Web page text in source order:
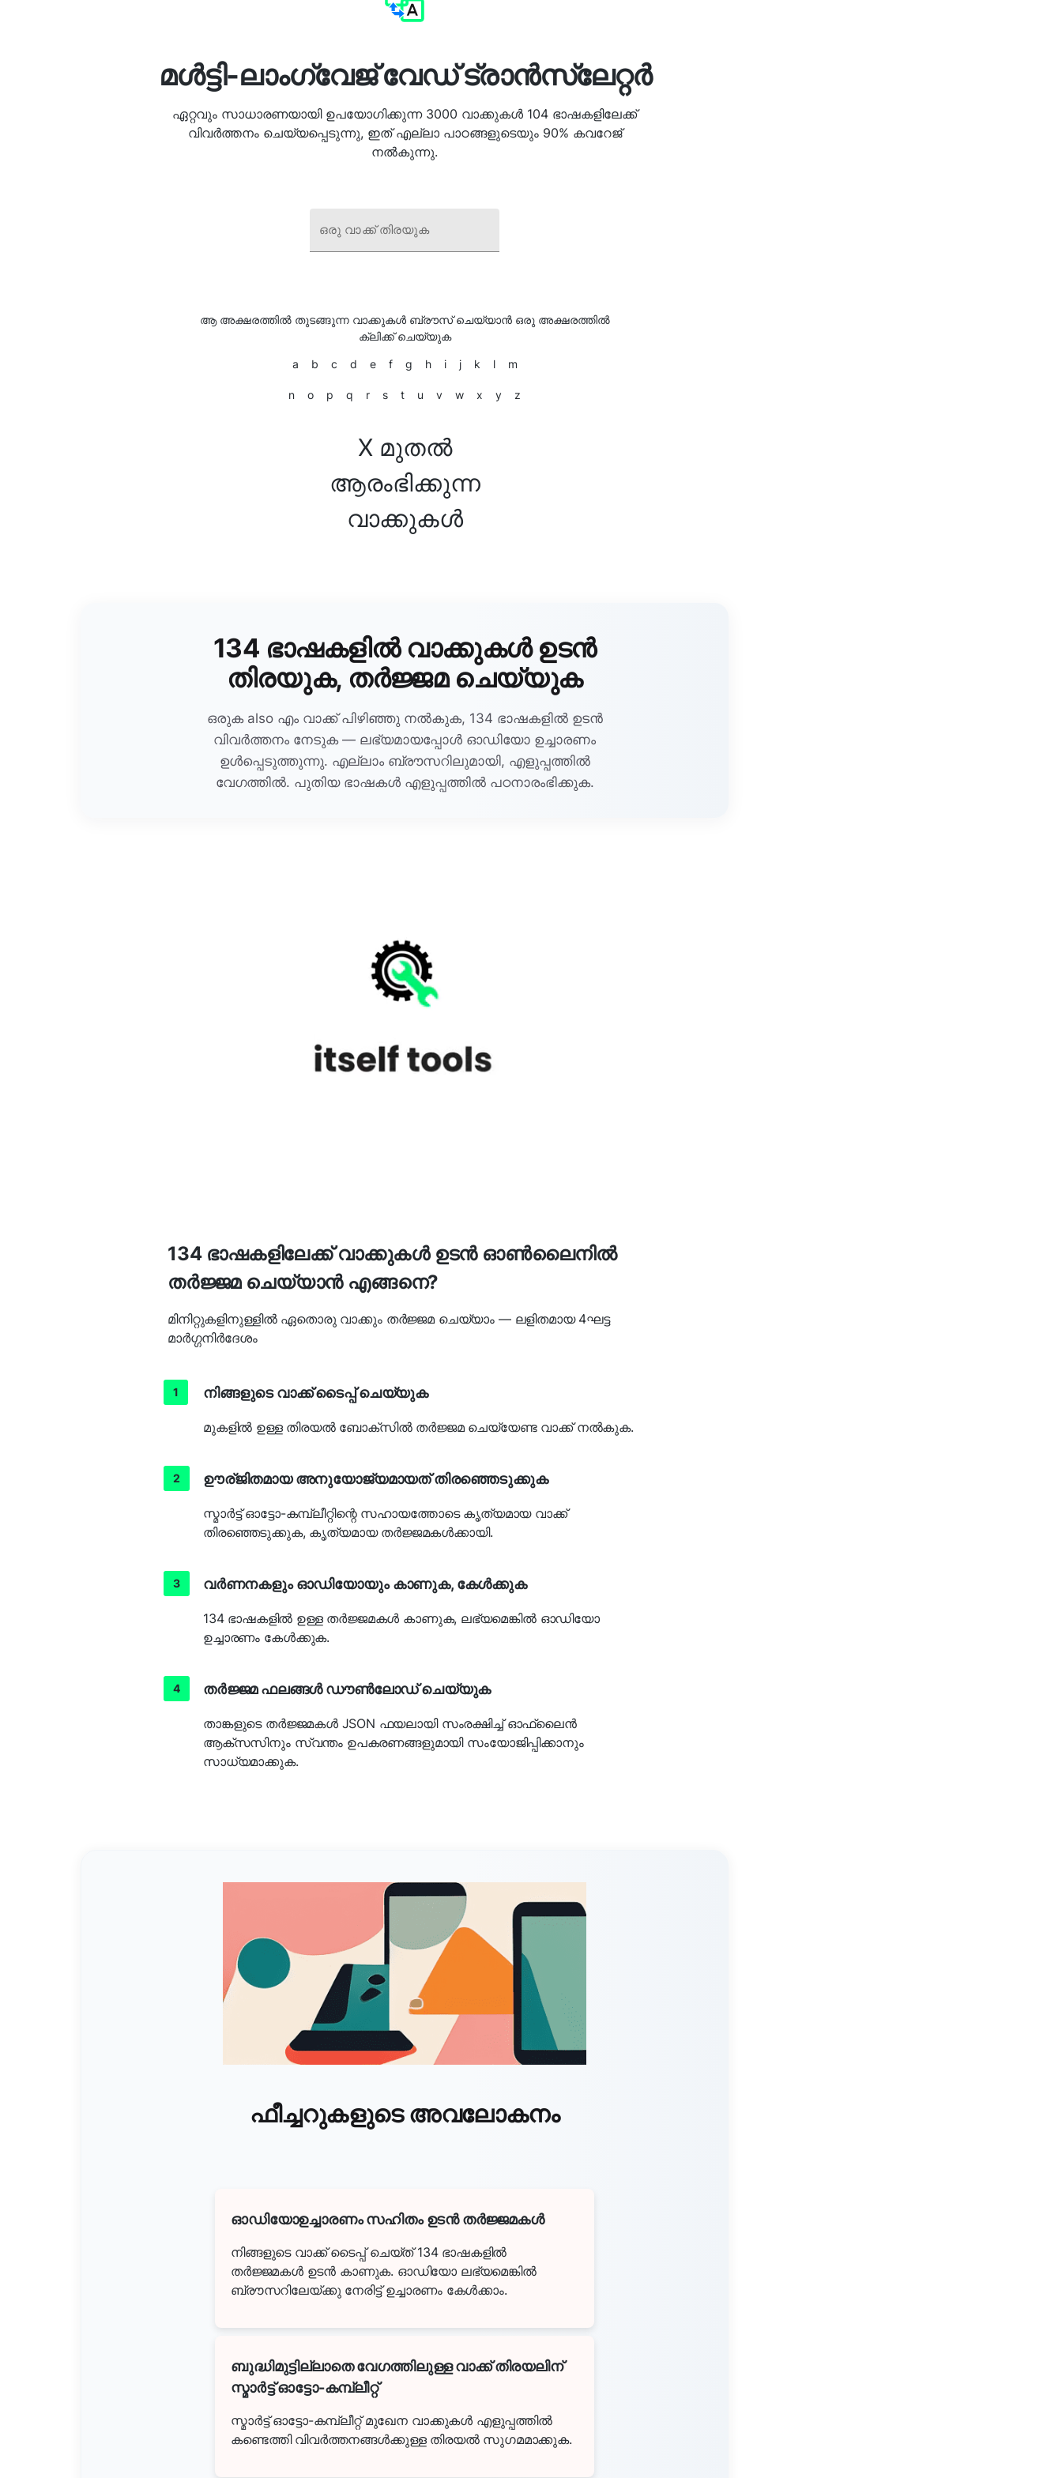
മൾട്ടി-ലാംഗ്വേജ് വേഡ് ട്രാൻസ്ലേറ്റർ
ഏറ്റവും സാധാരണയായി ഉപയോഗിക്കുന്ന 3000 വാക്കുകൾ 104 ഭാഷകളിലേക്ക്
വിവർത്തനം ചെയ്യപ്പെടുന്നു, ഇത് എല്ലാ പാഠങ്ങളുടെയും 90% കവറേജ്
നൽകുന്നു.
ഒരു വാക്ക് തിരയുക
ആ അക്ഷരത്തിൽ തുടങ്ങുന്ന വാക്കുകൾ ബ്രൗസ് ചെയ്യാൻ ഒരു അക്ഷരത്തിൽ
ക്ലിക്ക് ചെയ്യുക
a b c d e f g h i j k l m
n o p q r s t u v w x y z
X മുതൽ
ആരംഭിക്കുന്ന
വാക്കുകൾ
134 ഭാഷകളിൽ വാക്കുകൾ ഉടൻ
തിരയുക, തർജ്ജമ ചെയ്യുക
ഒരുക also എം വാക്ക് പിഴിഞ്ഞു നൽകുക, 134 ഭാഷകളിൽ ഉടൻ
വിവർത്തനം നേടുക — ലഭ്യമായപ്പോൾ ഓഡിയോ ഉച്ചാരണം
ഉൾപ്പെടുത്തുന്നു. എല്ലാം ബ്രൗസറിലുമായി, എളുപ്പത്തിൽ
വേഗത്തിൽ. പുതിയ ഭാഷകൾ എളുപ്പത്തിൽ പഠനാരംഭിക്കുക.
134 ഭാഷകളിലേക്ക് വാക്കുകൾ ഉടൻ ഓൺലൈനിൽ
തർജ്ജമ ചെയ്യാൻ എങ്ങനെ?
മിനിറ്റുകളിനുള്ളിൽ ഏതൊരു വാക്കും തർജ്ജമ ചെയ്യാം — ലളിതമായ 4ഘട്ട
മാർഗ്ഗനിർദേശം
നിങ്ങളുടെ വാക്ക് ടൈപ്പ് ചെയ്യുക
മുകളിൽ ഉള്ള തിരയൽ ബോക്സിൽ തർജ്ജമ ചെയ്യേണ്ട വാക്ക് നൽകുക.
ഊര്ജിതമായ അനുയോജ്യമായത് തിരഞ്ഞെടുക്കുക
സ്മാർട്ട് ഓട്ടോ-കമ്പ്ലീറ്റിന്റെ സഹായത്തോടെ കൃത്യമായ വാക്ക്
തിരഞ്ഞെടുക്കുക, കൃത്യമായ തർജ്ജമകൾക്കായി.
വർണനകളും ഓഡിയോയും കാണുക, കേൾക്കുക
134 ഭാഷകളിൽ ഉള്ള തർജ്ജമകൾ കാണുക, ലഭ്യമെങ്കിൽ ഓഡിയോ
ഉച്ചാരണം കേൾക്കുക.
തർജ്ജമ ഫലങ്ങൾ ഡൗൺലോഡ് ചെയ്യുക
താങ്കളുടെ തർജ്ജമകൾ JSON ഫയലായി സംരക്ഷിച്ച് ഓഫ്‌ലൈൻ
ആക്‌സസിനും സ്വന്തം ഉപകരണങ്ങളുമായി സംയോജിപ്പിക്കാനും
സാധ്യമാക്കുക.
ഫീച്ചറുകളുടെ അവലോകനം
ഓഡിയോഉച്ചാരണം സഹിതം ഉടൻ തർജ്ജമകൾ
നിങ്ങളുടെ വാക്ക് ടൈപ്പ് ചെയ്ത് 134 ഭാഷകളിൽ
തർജ്ജമകൾ ഉടൻ കാണുക. ഓഡിയോ ലഭ്യമെങ്കിൽ
ബ്രൗസറിലേയ്ക്കു നേരിട്ട് ഉച്ചാരണം കേൾക്കാം.
ബുദ്ധിമുട്ടില്ലാതെ വേഗത്തിലുള്ള വാക്ക് തിരയലിന്
സ്മാർട്ട് ഓട്ടോ-കമ്പ്ലീറ്റ്
സ്മാർട്ട് ഓട്ടോ-കമ്പ്ലീറ്റ് മുഖേന വാക്കുകൾ എളുപ്പത്തിൽ
കണ്ടെത്തി വിവർത്തനങ്ങൾക്കുള്ള തിരയൽ സുഗമമാക്കുക.